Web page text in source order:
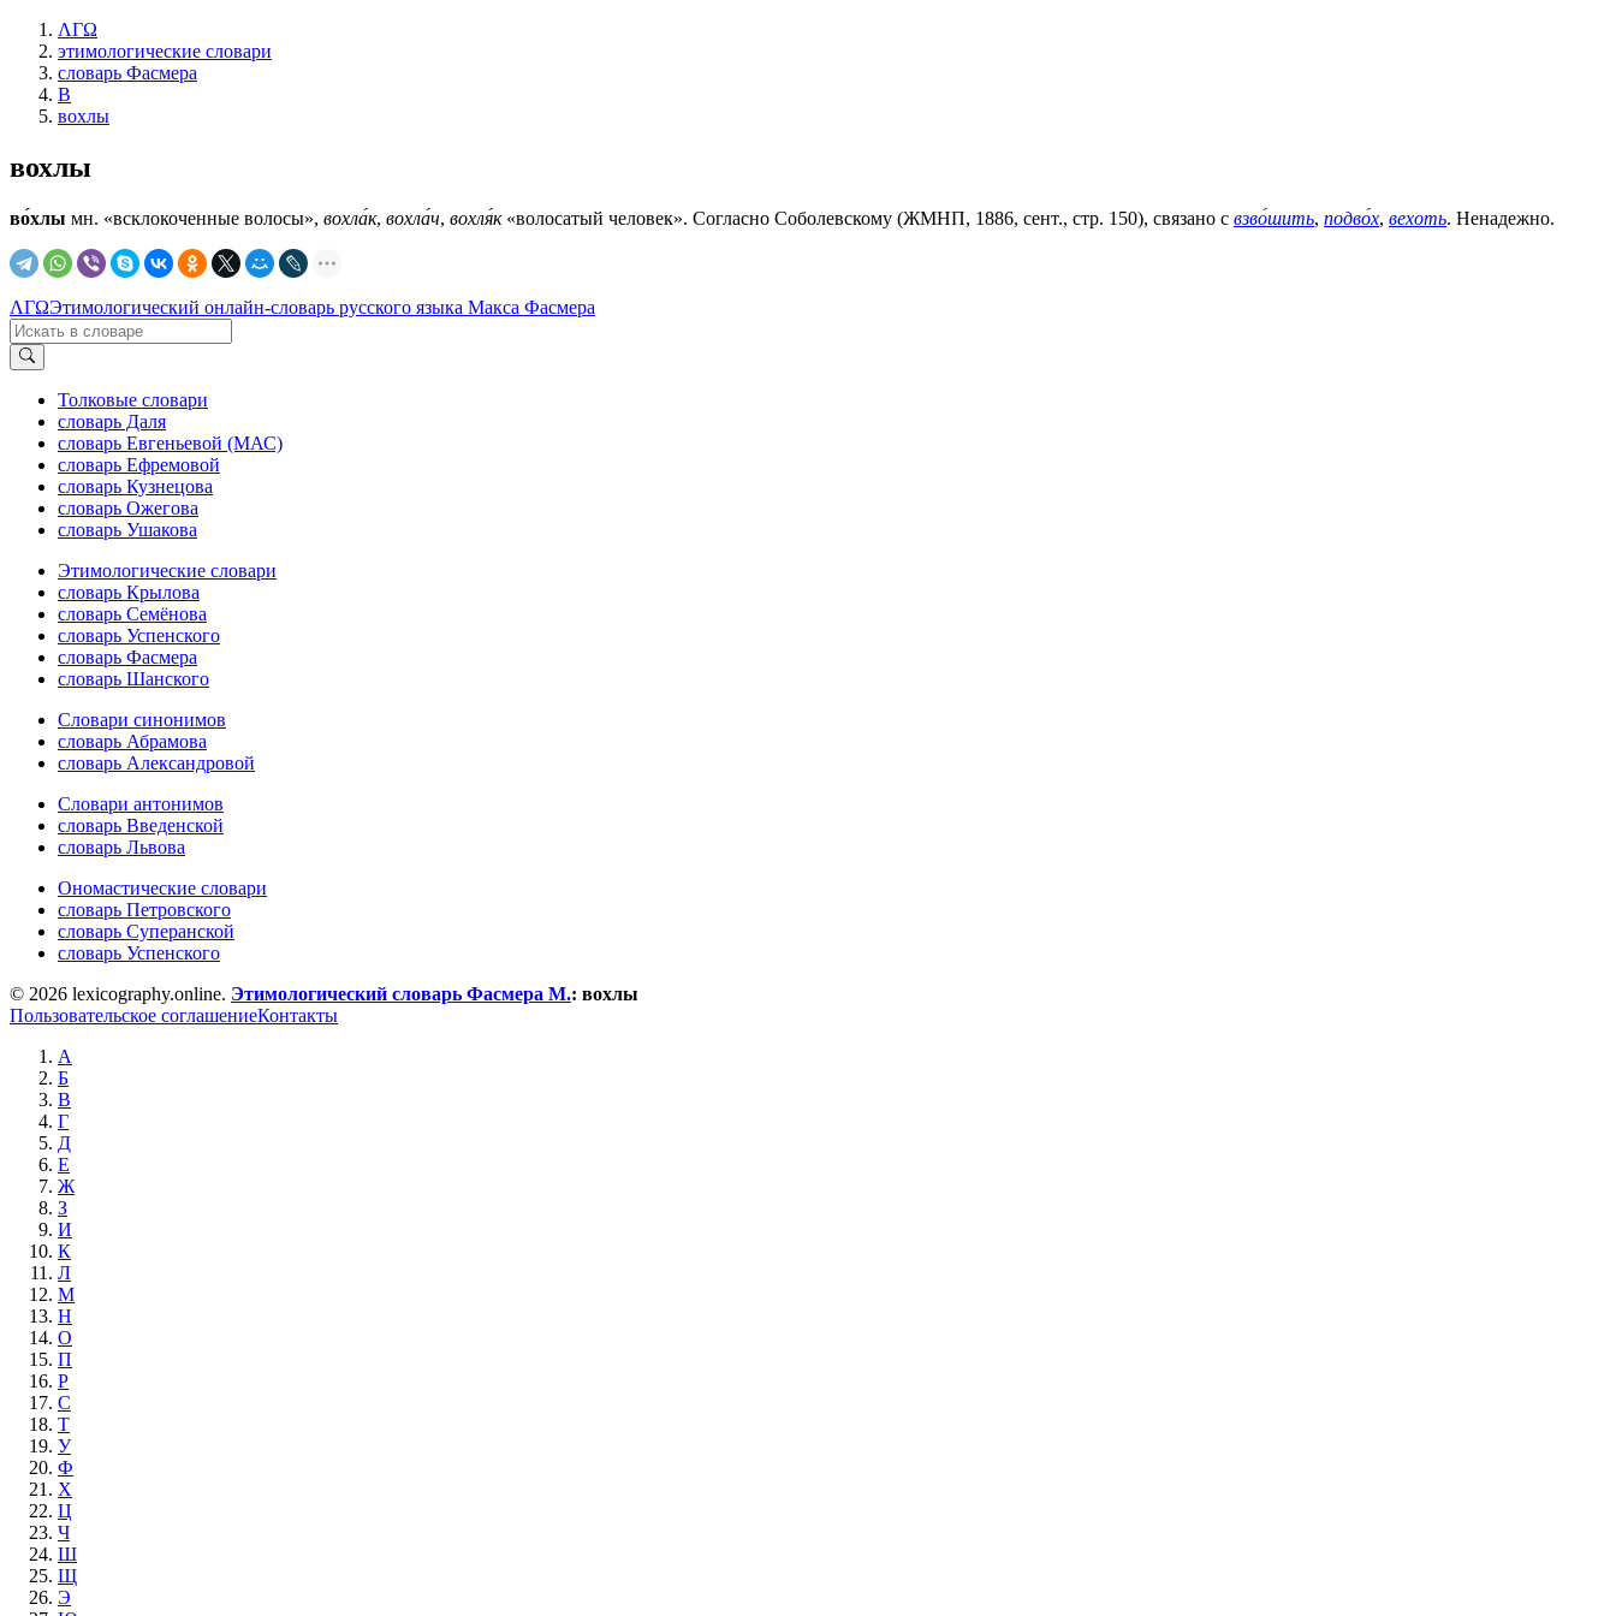
ΛΓΩ
этимологические словари
словарь Фасмера
В
вохлы
вохлы
во́хлы мн. «всклокоченные волосы», вохла́к, вохла́ч, вохля́к«волосатый человек». Согласно Соболевскому (ЖМНП, 1886, сент., стр. 150), связано с взво́шить, подво́х, вехоть. Ненадежно.
ΛΓΩЭтимологический онлайн-словарь русского языка Макса Фасмера
Толковые словари
словарь Даля
словарь Евгеньевой (МАС)
словарь Ефремовой
словарь Кузнецова
словарь Ожегова
словарь Ушакова
Этимологические словари
словарь Крылова
словарь Семёнова
словарь Успенского
словарь Фасмера
словарь Шанского
Словари синонимов
словарь Абрамова
словарь Александровой
Словари антонимов
словарь Введенской
словарь Львова
Ономастические словари
словарь Петровского
словарь Суперанской
словарь Успенского
© 2026 lexicography.online. Этимологический словарь Фасмера М.: вохлы
Пользовательское соглашениеКонтакты
А
Б
В
Г
Д
Е
Ж
З
И
К
Л
М
Н
О
П
Р
С
Т
У
Ф
Х
Ц
Ч
Ш
Щ
Э